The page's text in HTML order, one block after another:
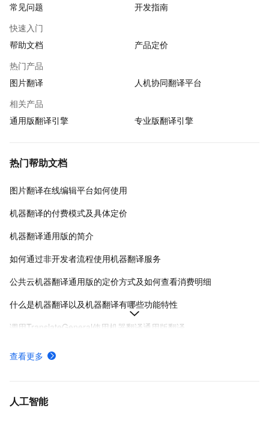
常见问题
开发指南
快速入门
帮助文档
产品定价
热门产品
图片翻译
人机协同翻译平台
相关产品
通用版翻译引擎
专业版翻译引擎
热门帮助文档
图片翻译在线编辑平台如何使用
机器翻译的付费模式及具体定价
机器翻译通用版的简介
如何通过非开发者流程使用机器翻译服务
公共云机器翻译通用版的定价方式及如何查看消费明细
什么是机器翻译以及机器翻译有哪些功能特性
调用TranslateGeneral使用机器翻译通用版翻译
全部API接口列表功能说明-机器翻译-阿里云
机器翻译API的调用方法和使用限制
查看更多
人工智能